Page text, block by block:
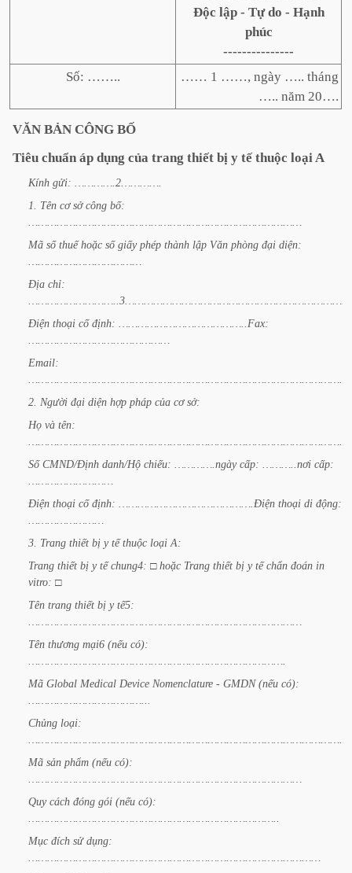
Độc lập - Tự do - Hạnh
phúc
---------------
Số: ……..
…… 1 ……, ngày ….. tháng
….. năm 20….
VĂN BẢN CÔNG BỐ
Tiêu chuẩn áp dụng của trang thiết bị y tế thuộc loại A
Kính gửi:
………….2………….
1.
Tên cơ sở công bố:
Mã số thuế hoặc số giấy phép thành lập Văn phòng đại diện:
Địa chỉ:
Điện thoại cố định:
…………………………………..Fax:
Email:
2. Người đại diện hợp pháp của cơ sở:
Họ và tên:
Số CMND/Định danh/Hộ chiếu: ………….ngày cấp: ………..nơi cấp:
Điện thoại cố định: …………………………………….Điện thoại di động:
3. Trang thiết bị y tế thuộc loại A:
Trang thiết bị y tế chung4: □ hoặc Trang thiết bị y tế chẩn đoán in
vitro: □
Tên trang thiết bị y tế5:
Tên thương mại6 (nếu có):
Mã Global Medical Device Nomenclature - GMDN (nếu có):
Chủng loại:
Mã sản phẩm (nếu có):
Quy cách đóng gói (nếu có):
Mục đích sử dụng: